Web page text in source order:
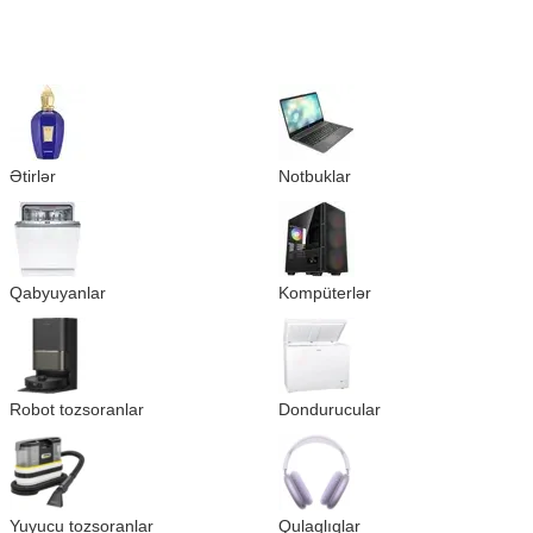
Ətirlər Notbuklar
Qabyuyanlar Kompüterlər
Robot tozsoranlar Dondurucular
Yuyucu tozsoranlar Qulaqlıqlar